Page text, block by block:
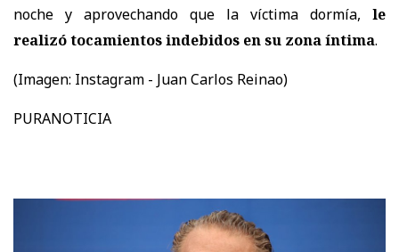
noche y aprovechando que la víctima dormía, le
realizó tocamientos indebidos en su zona íntima.
(Imagen: Instagram - Juan Carlos Reinao)
PURANOTICIA